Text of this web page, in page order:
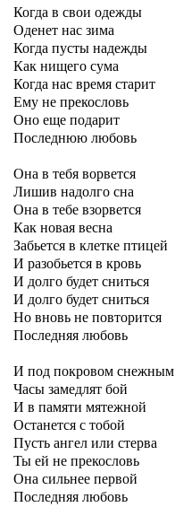
Когда в свои одежды
Оденет нас зима
Когда пусты надежды
Как нищего сума
Когда нас время старит
Ему не прекословь
Оно еще подарит
Последнюю любовь
Она в тебя ворвется
Лишив надолго сна
Она в тебе взорвется
Как новая весна
Забьется в клетке птицей
И разобьется в кровь
И долго будет сниться
И долго будет сниться
Но вновь не повторится
Последняя любовь
И под покровом снежным
Часы замедлят бой
И в памяти мятежной
Останется с тобой
Пусть ангел или стерва
Ты ей не прекословь
Она сильнее первой
Последняя любовь